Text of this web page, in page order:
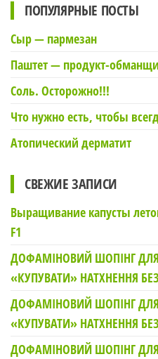
ПОПУЛЯРНЫЕ ПОСТЫ
Сыр — пармезан
Паштет — продукт-
Соль. Осторожно!!!
Что нужно есть, чтобы
Атопический дерматит
СВЕЖИЕ ЗАПИСИ
Выращивание капусты
F1
ДОФАМІНОВИЙ ШОПІНГ ДЛЯ
«КУПУВАТИ» НАТХНЕННЯ
ДОФАМІНОВИЙ ШОПІНГ ДЛЯ
«КУПУВАТИ» НАТХНЕННЯ
ДОФАМІНОВИЙ ШОПІНГ ДЛЯ